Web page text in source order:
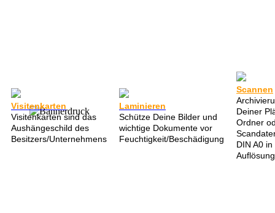
Visitenkarten
Visitenkarten sind das
Aushängeschild des
Besitzers/Unternehmens
Laminieren
Schütze Deine Bilder und
wichtige Dokumente vor
Feuchtigkeit/Beschädigung
Scannen
Deiner
Ordner
DIN A0
Auflösung